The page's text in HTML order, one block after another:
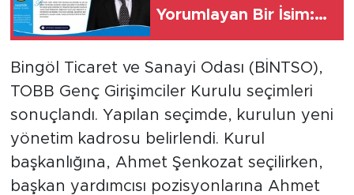
Yorumlayan Bir İsim:
Bingöl Ticaret ve Sanayi Odası (BİNTSO),
TOBB Genç Girişimciler Kurulu seçimleri
sonuçlandı. Yapılan seçimde, kurulun yeni
yönetim kadrosu belirlendi. Kurul
başkanlığına, Ahmet Şenkozat seçilirken,
başkan yardımcısı pozisyonlarına Ahmet
Bingöl Kaza Haberleri